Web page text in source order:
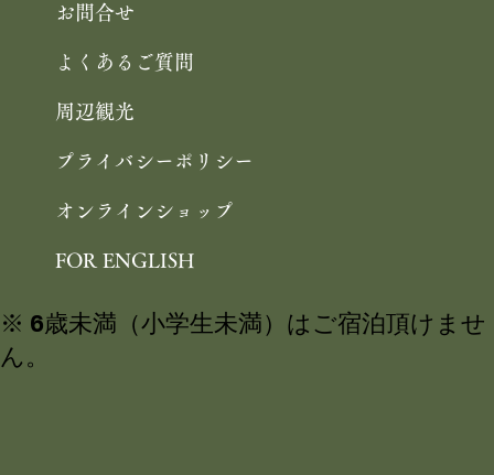
お問合せ
よくあるご質問
周辺観光
プライバシーポリシー
オンラインショップ
FOR ENGLISH
※ 6歳未満（小学生未満）はご宿泊頂けませ
ん。